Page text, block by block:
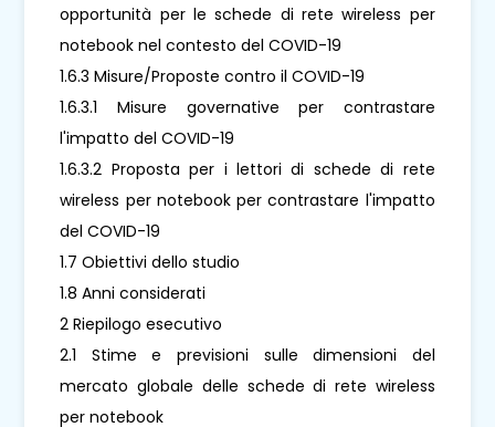
opportunità per le schede di rete wireless per
notebook nel contesto del COVID-19
1.6.3 Misure/Proposte contro il COVID-19
1.6.3.1 Misure governative per contrastare
l'impatto del COVID-19
1.6.3.2 Proposta per i lettori di schede di rete
wireless per notebook per contrastare l'impatto
del COVID-19
1.7 Obiettivi dello studio
1.8 Anni considerati
2 Riepilogo esecutivo
2.1 Stime e previsioni sulle dimensioni del
mercato globale delle schede di rete wireless
per notebook